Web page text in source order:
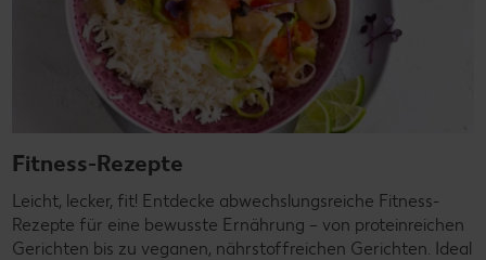
Fitness-Rezepte
Leicht, lecker, fit! Entdecke abwechslungsreiche Fitness-
Rezepte für eine bewusste Ernährung – von proteinreichen
Gerichten bis zu veganen, nährstoffreichen Gerichten. Ideal